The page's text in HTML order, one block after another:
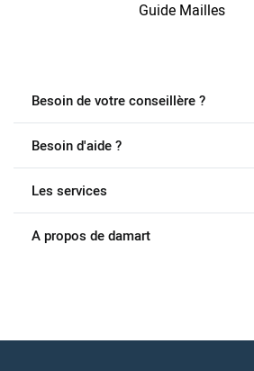
Guide Mailles
Besoin de votre conseillère ?
Besoin d'aide ?
Les services
A propos de damart